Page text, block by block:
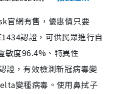
官網有售，優惠價只要
認證，可供民眾進行自
敏度96.4%、特異性
證，有效檢測新冠病毒變
變種病毒。使用鼻拭子